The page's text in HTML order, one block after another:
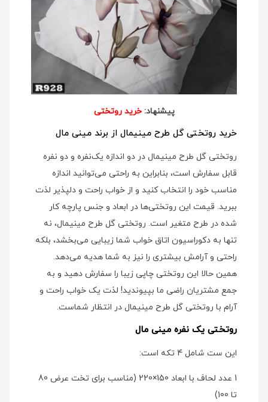
پیشنهاد:خرید روتختی
خرید روتختی گل طرح مینیمال از برند مینی مال
روتختی گل طرح مینیمال در دو اندازه یک‌نفره و دو نفره
قابل سفارش است، بنابراین به راحتی می‌توانید اندازه
مناسب خود را انتخاب کنید و از خواب راحت و دلپذیر لذت
ببرید. قیمت این روتختی‌ها در ابعاد و جنس پارچه کار
شده در طرح متغیر است. روتختی گل طرح مینیمال، نه
تنها به دکوراسیون اتاق خواب شما زیبایی می‌بخشد، بلکه
راحتی و آرامش بیشتری را نیز به شما هدیه می‌دهد.
همین حالا این روتختی چاپی زیبا را سفارش دهید و به
جمع مشتریان راضی ما بپیوندید! لذت یک خواب راحت و
آرام با روتختی گل طرح مینیمال در انتظار شماست.
روتختی یک نفره مینی مال
این ست شامل 4 تکه است:
1 عدد لحاف با ابعاد 150×220 (مناسب برای تخت عرض 80
تا 100)